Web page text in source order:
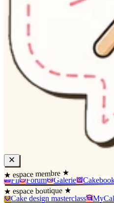
★ espace membre ★
Fil Forum Galerie
★ espace boutique ★
Cake design masterclass